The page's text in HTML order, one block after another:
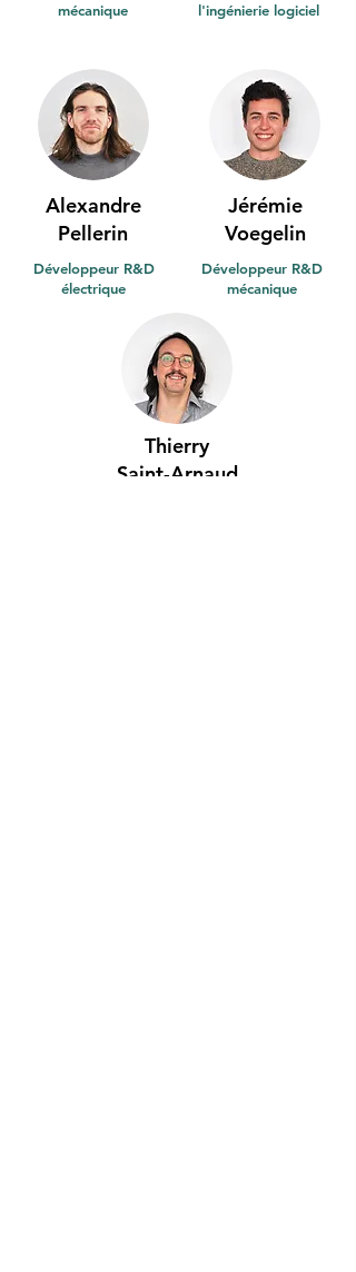
mécanique
l'ingénierie logiciel
Alexandre
Pellerin
Développeur R&D
électrique
Jérémie
Voegelin
Développeur R&D
mécanique
Thierry
Saint-Arnaud